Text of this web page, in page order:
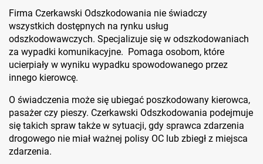
Firma Czerkawski Odszkodowania nie świadczy
wszystkich dostępnych na rynku usług
odszkodowawczych. Specjalizuje się w odszkodowaniach
za wypadki komunikacyjne. Pomaga osobom, które
ucierpiały w wyniku wypadku spowodowanego przez
innego kierowcę.
O świadczenia może się ubiegać poszkodowany kierowca,
pasażer czy pieszy. Czerkawski Odszkodowania podejmuje
się takich spraw także w sytuacji, gdy sprawca zdarzenia
drogowego nie miał ważnej polisy OC lub zbiegł z miejsca
zdarzenia.